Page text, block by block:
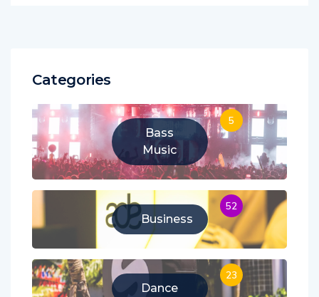
Categories
Bass
Music
5
Business
52
Dance
23